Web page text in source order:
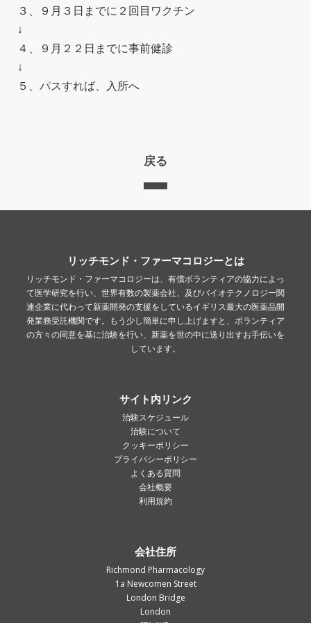
３、９月３日までに２回目ワクチン
↓
４、９月２２日までに事前健診
↓
５、パスすれば、入所へ
戻る
リッチモンド・ファーマコロジーとは
リッチモンド・ファーマコロジーは、有償ボランティアの協力によっ
て医学研究を行い、世界有数の製薬会社、及びバイオテクノロジー関
連企業に代わって新薬開発の支援をしているイギリス最大の医薬品開
発業務受託機関です。もう少し簡単に申し上げますと、ボランティア
の方々の同意を基に治験を行い、新薬を世の中に送り出すお手伝いを
しています。
サイト内リンク
治験スケジュール
治験について
クッキーポリシー
プライバシーポリシー
よくある質問
会社概要
利用規約
会社住所
Richmond Pharmacology
1a Newcomen Street
London Bridge
London